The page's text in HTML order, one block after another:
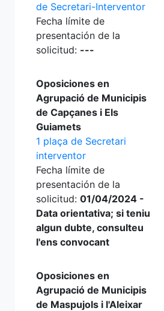
de Secretari-Interventor
Fecha límite de
presentación de la
solicitud: ---
Oposiciones en
Agrupació de Municipis
de Capçanes i Els
Guiamets
1 plaça de Secretari
interventor
Fecha límite de
presentación de la
solicitud: 01/04/2024 -
Data orientativa; si teniu
algun dubte, consulteu
l'ens convocant
Oposiciones en
Agrupació de Municipis
de Maspujols i l'Aleixar